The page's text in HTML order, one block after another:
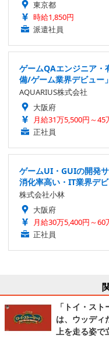
東京都
時給1,850円
派遣社員
ゲームQAエンジニア・
備/ゲーム業界デビュー
AQUARIUS株式会社
大阪府
月給31万5,500円～45
正社員
ゲームUI・GUIの開発
消化率高い・IT業界デ
株式会社小林
大阪府
月給30万5,400円～60
正社員
「トイ・ス
は、ウッディ
上を走る姿で